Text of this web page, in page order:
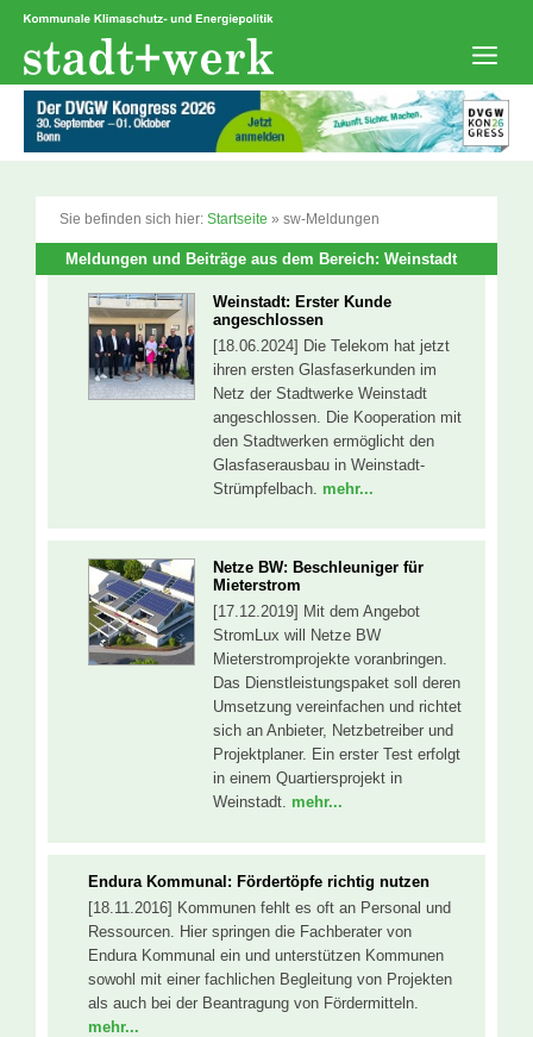
Zum
springen
Sie befinden sich hier: Startseite » sw-Meldungen
Meldungen und Beiträge aus dem Bereich: Weinstadt
Weinstadt: Erster Kunde
angeschlossen
[18.06.2024] Die Telekom hat jetzt
ihren ersten Glasfaserkunden im
Netz der Stadtwerke Weinstadt
angeschlossen. Die Kooperation mit
den Stadtwerken ermöglicht den
Glasfaserausbau in Weinstadt-
Strümpfelbach. mehr...
Netze BW: Beschleuniger für
Mieterstrom
[17.12.2019] Mit dem Angebot
StromLux will Netze BW
Mieterstromprojekte voranbringen.
Das Dienstleistungspaket soll deren
Umsetzung vereinfachen und richtet
sich an Anbieter, Netzbetreiber und
Projektplaner. Ein erster Test erfolgt
in einem Quartiersprojekt in
Weinstadt. mehr...
Endura Kommunal: Fördertöpfe richtig nutzen
[18.11.2016] Kommunen fehlt es oft an Personal und
Ressourcen. Hier springen die Fachberater von
Endura Kommunal ein und unterstützen Kommunen
sowohl mit einer fachlichen Begleitung von Projekten
als auch bei der Beantragung von Fördermitteln.
mehr...